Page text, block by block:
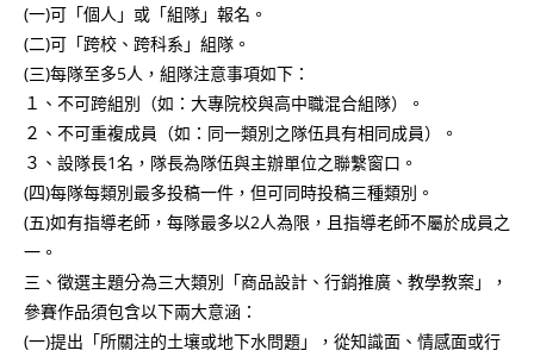
(一)可「個人」或「組隊」報名。
(二)可「跨校、跨科系」組隊。
(三)每隊至多5人，組隊注意事項如下：
１、不可跨組別（如：大專院校與高中職混合組隊）。
２、不可重複成員（如：同一類別之隊伍具有相同成員）。
３、設隊長1名，隊長為隊伍與主辦單位之聯繫窗口。
(四)每隊每類別最多投稿一件，但可同時投稿三種類別。
(五)如有指導老師，每隊最多以2人為限，且指導老師不屬於成員之
一。
三、徵選主題分為三大類別「商品設計、行銷推廣、教學教案」，
參賽作品須包含以下兩大意涵：
(一)提出「所關注的土壤或地下水問題」，從知識面、情感面或行